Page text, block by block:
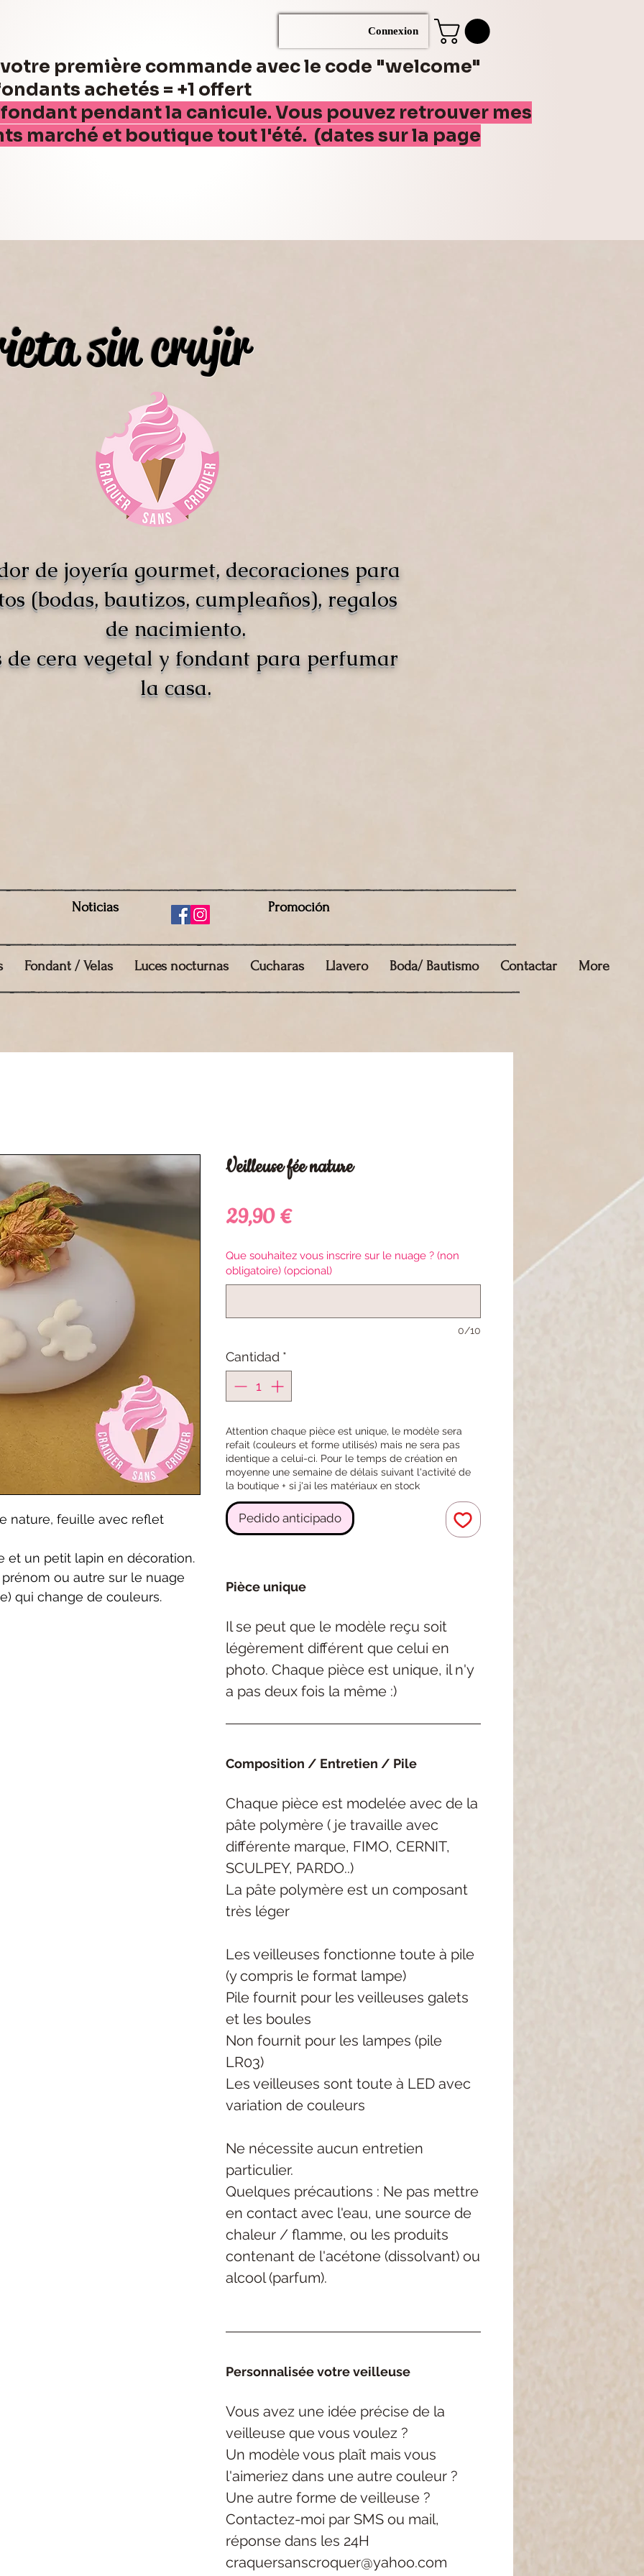
Connexion
première commande avec le code "welcome"
achetés = +1 offert
pendant la canicule. Vous pouvez retrouver mes
marché et boutique tout l'été. (dates sur la page
sin crujir
de joyería gourmet, decoraciones para
(bodas, bautizos, cumpleaños), regalos
de nacimiento.
de cera vegetal y fondant para perfumar
la casa.
Noticias Promoción
Fondant / Velas Luces nocturnas Cucharas Llavero Boda/ Bautismo Contactar More
nature, feuille avec reflet
et un petit lapin en décoration.
ou autre sur le nuage
qui change de couleurs.
Veilleuse fée nature
29,90 €Precio
Que souhaitez vous inscrire sur le nuage ? (non
obligatoire) (opcional)
0/10
Cantidad *
Attention chaque pièce est unique, le modèle sera
refait (couleurs et forme utilisés) mais ne sera pas
identique a celui-ci. Pour le temps de création en
moyenne une semaine de délais suivant l'activité de
la boutique + si j'ai les matériaux en stock
Pedido anticipado
Pièce unique
Il se peut que le modèle reçu soit
légèrement différent que celui en
photo. Chaque pièce est unique, il n'y
a pas deux fois la même :)
Composition / Entretien / Pile
Chaque pièce est modelée avec de la
pâte polymère ( je travaille avec
différente marque, FIMO, CERNIT,
SCULPEY, PARDO..)
La pâte polymère est un composant
très léger
Les veilleuses fonctionne toute à pile
(y compris le format lampe)
Pile fournit pour les veilleuses galets
et les boules
Non fournit pour les lampes (pile
LR03)
Les veilleuses sont toute à LED avec
variation de couleurs
Ne nécessite aucun entretien
particulier.
Quelques précautions : Ne pas mettre
en contact avec l'eau, une source de
chaleur / flamme, ou les produits
contenant de l'acétone (dissolvant) ou
alcool (parfum).
Personnalisée votre veilleuse
Vous avez une idée précise de la
veilleuse que vous voulez ?
Un modèle vous plaît mais vous
l'aimeriez dans une autre couleur ?
Une autre forme de veilleuse ?
Contactez-moi par SMS ou mail,
réponse dans les 24H
craquersanscroquer@yahoo.com